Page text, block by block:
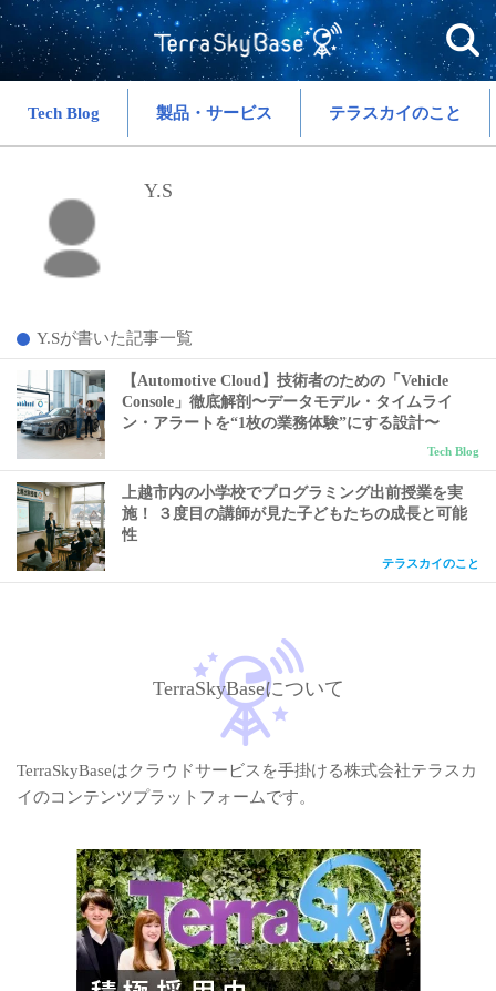
Tech Blog 製品・サービス テラスカイのこと
Y.S
Y.Sが書いた記事一覧
【Automotive Cloud】技術者のための「Vehicle
Console」徹底解剖〜データモデル・タイムライ
ン・アラートを“1枚の業務体験”にする設計〜
Tech Blog
上越市内の小学校でプログラミング出前授業を実
施！ ３度目の講師が見た子どもたちの成長と可能
性
テラスカイのこと
TerraSkyBaseについて
TerraSkyBaseはクラウドサービスを手掛ける株式会社テラスカ
イのコンテンツプラットフォームです。